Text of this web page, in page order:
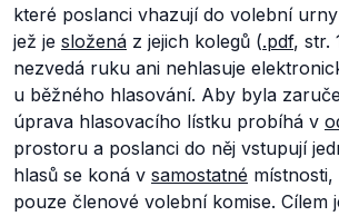
které poslanci vhazují do volební
jež je složená z jejich kolegů (.pdf, str.
nezvedá ruku ani nehlasuje
u běžného hlasování. Aby byla
úprava hlasovacího lístku probíhá v
prostoru a poslanci do něj vstupují
hlasů se koná v samostatné
pouze členové volební komise. Cílem